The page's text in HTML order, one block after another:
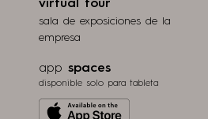
virtual tour
sala de exposiciones de la
empresa
app spaces
disponible solo para tableta